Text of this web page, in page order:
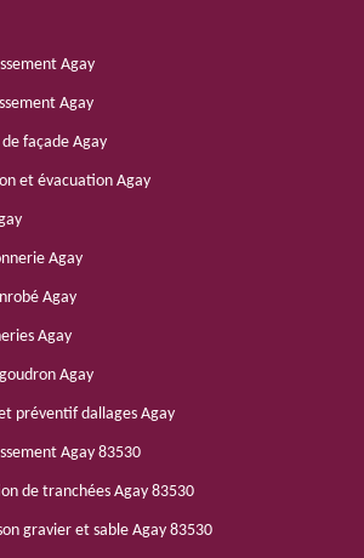
Agay
Agay
façade Agay
et évacuation Agay
Agay
Agay
Agay
Agay
préventif dallages Agay
Agay 83530
de tranchées Agay 83530
gravier et sable Agay 83530